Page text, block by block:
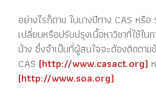
อย่างไรก็ตาม ในบางปีทาง CAS หรื
เปลี่ยนหรือปรับปรุงเนื้อหาวิชาที่ใช้ใ
บ้าง ซึ่งจำเป็นที่ผู้สนใจจะต้องติดตาม
CAS (http://www.casact.org)
(http://www.soa.org)